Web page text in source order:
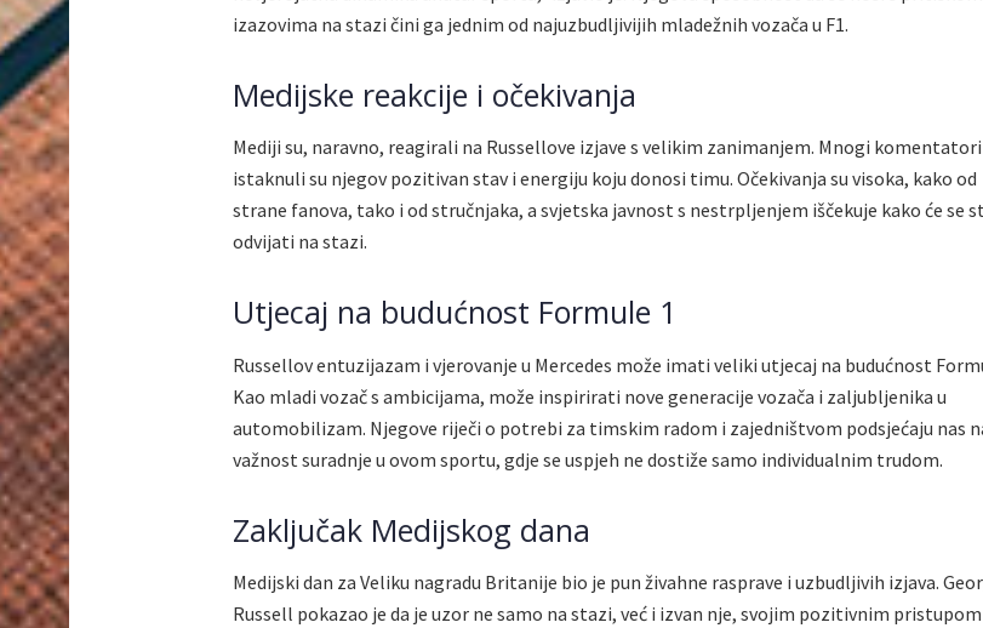
izazovima na stazi čini ga jednim od najuzbudljivijih mladežnih vozača u F1.
Medijske reakcije i očekivanja
Mediji su, naravno, reagirali na Russellove izjave s velikim zanimanjem. Mnogi komentatori
istaknuli su njegov pozitivan stav i energiju koju donosi timu. Očekivanja su visoka, kako od
strane fanova, tako i od stručnjaka, a svjetska javnost s nestrpljenjem iščekuje kako će se
odvijati na stazi.
Utjecaj na budućnost Formule 1
Russellov entuzijazam i vjerovanje u Mercedes može imati veliki utjecaj na budućnost
Kao mladi vozač s ambicijama, može inspirirati nove generacije vozača i zaljubljenika u
automobilizam. Njegove riječi o potrebi za timskim radom i zajedništvom podsjećaju nas
važnost suradnje u ovom sportu, gdje se uspjeh ne dostiže samo individualnim trudom.
Zaključak Medijskog dana
Medijski dan za Veliku nagradu Britanije bio je pun živahne rasprave i uzbudljivih izjava.
Russell pokazao je da je uzor ne samo na stazi, već i izvan nje, svojim pozitivnim